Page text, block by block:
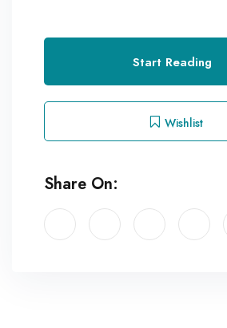
Start Reading
Wishlist
Share On: